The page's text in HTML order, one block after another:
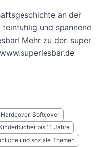
an der
und spannend
Mehr zu den super
Hardcover, Softcover
Kinderbücher bis 11 Jahre
und soziale Themen